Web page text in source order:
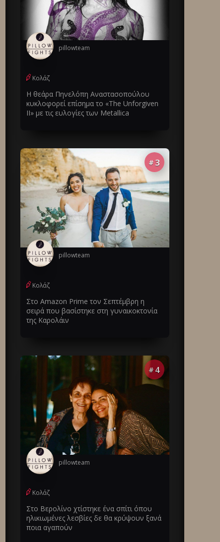
pillowteam
Κολάζ
Η θεάρα Πηνελόπη Αναστασοπούλου
κυκλοφορεί επίσημα το «The Unforgiven
II» με τις ευλογίες των Metallica
# 3
pillowteam
Κολάζ
Στο Amazon Prime τον Σεπτέμβρη η
σειρά που βασίστηκε στη γυναικοκτονία
της Καρολάιν
# 4
pillowteam
Κολάζ
Στο Βερολίνο χτίστηκε ένα σπίτι όπου
ηλικιωμένες λεσβίες δε θα κρύψουν ξανά
ποια αγαπούν